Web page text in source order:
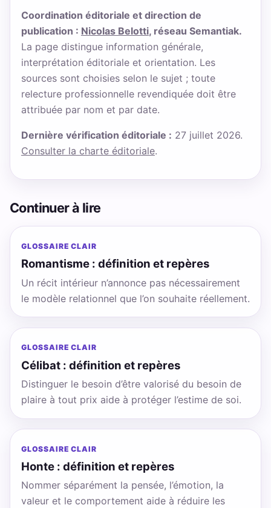
Coordination éditoriale et direction de
publication : Nicolas Belotti, réseau Semantiak.
La page distingue information générale,
interprétation éditoriale et orientation. Les
sources sont choisies selon le sujet ; toute
relecture professionnelle revendiquée doit être
attribuée par nom et par date.
Dernière vérification éditoriale : 27 juillet 2026.
Consulter la charte éditoriale.
Continuer à lire
GLOSSAIRE CLAIR
Romantisme : définition et repères
Un récit intérieur n’annonce pas nécessairement
le modèle relationnel que l’on souhaite réellement.
GLOSSAIRE CLAIR
Célibat : définition et repères
Distinguer le besoin d’être valorisé du besoin de
plaire à tout prix aide à protéger l’estime de soi.
GLOSSAIRE CLAIR
Honte : définition et repères
Nommer séparément la pensée, l’émotion, la
valeur et le comportement aide à réduire les